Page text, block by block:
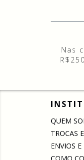
Nas
QUEM
TROCAS
ENVIOS